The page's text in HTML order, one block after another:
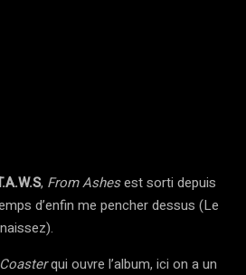
, From Ashesest sorti depuis
d’enfin me pencher dessus (Le
qui ouvre l’album, ici on a un